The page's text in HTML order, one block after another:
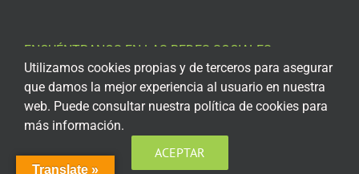
ENCUÉNTRANOS EN LAS REDES SOCIALES
Translate »
Utilizamos cookies propias y de terceros para asegurar
que damos la mejor experiencia al usuario en nuestra
web. Puede consultar nuestra política de cookies para
más información.
ACEPTAR